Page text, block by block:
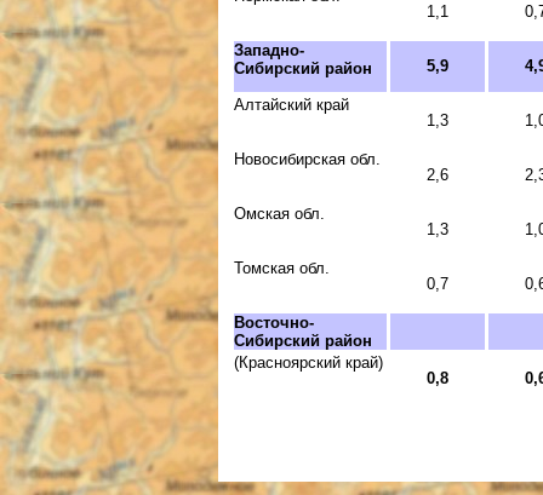
1,1
Западно-
Сибирский район
5,9
Алтайский край
1,3
Новосибирская обл.
2,6
Омская обл.
1,3
Томская обл.
0,7
Восточно-
Сибирский район
(Красноярский край)
0,8